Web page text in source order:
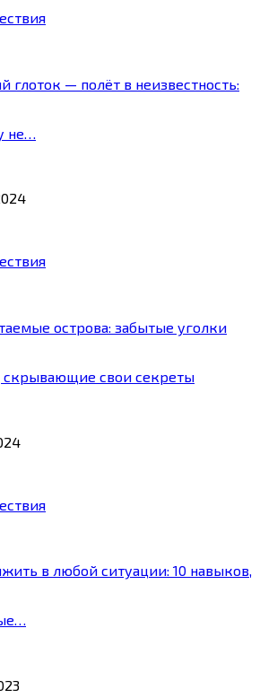
глоток — полёт в неизвестность:
не…
острова: забытые уголки
скрывающие свои секреты
в любой ситуации: 10 навыков,